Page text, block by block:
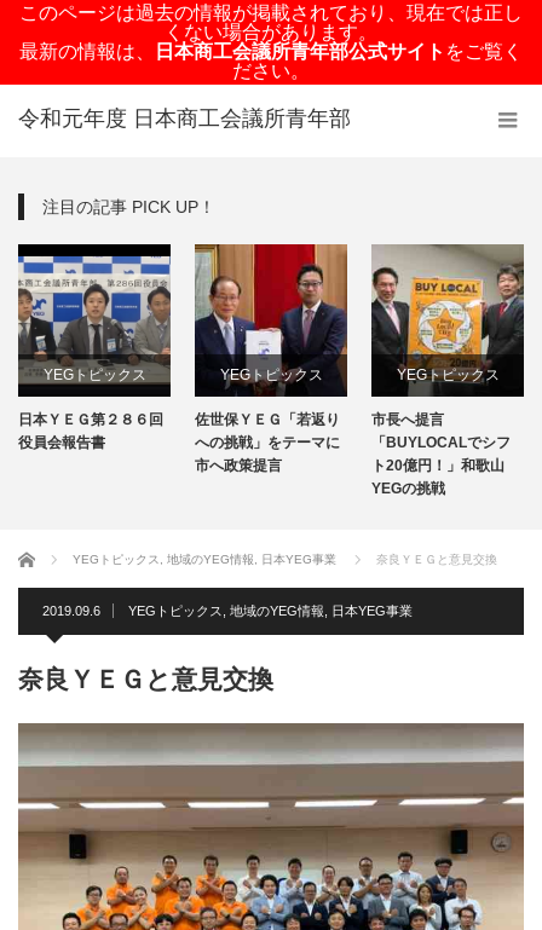
このページは過去の情報が掲載されており、現在では正し
くない場合があります。
最新の情報は、
日本商工会議所青年部公式サイト をご覧く
ださい。
令和元年度 日本商工会議所青年部
注目の記事 PICK UP！
YEGトピックス
日本YEG事業
日本ＹＥＧ第２８６回
役員会報告書
YEGトピックス
メディア掲載情報
佐世保ＹＥＧ「若返り
への挑戦」をテーマに
市へ政策提言
YEGトピックス
メディア掲載情報
地域のYEG情報
市長へ提言
「BUYLOCALでシフ
ト20億円！」和歌山
YEGの挑戦
ホーム YEGトピックス, 地域のYEG情報, 日本YEG事業 奈良ＹＥＧと意見交換
2019.09.6 YEGトピックス 地域のYEG情報 日本YEG事業
奈良ＹＥＧと意見交換